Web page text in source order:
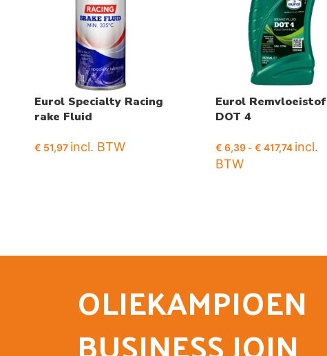
Eurol Specialty Racing
rake Fluid
€ 51,97 incl. BTW
Eurol Remvloeistof
DOT 4
€ 6,39 - € 417,74 incl.
BTW
OLIEKAMPIOEN